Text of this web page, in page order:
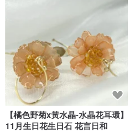
【橘色野菊x黃水晶-水晶花耳環】
11月生日花生日石 花言日和